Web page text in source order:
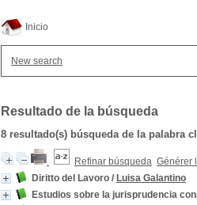
Inicio
New search
Resultado de la búsqueda
8 resultado(s) búsqueda de la palabra
Refinar búsqueda Générer
Diritto del Lavoro / Luisa Galantino
Estudios sobre la jurisprudencia